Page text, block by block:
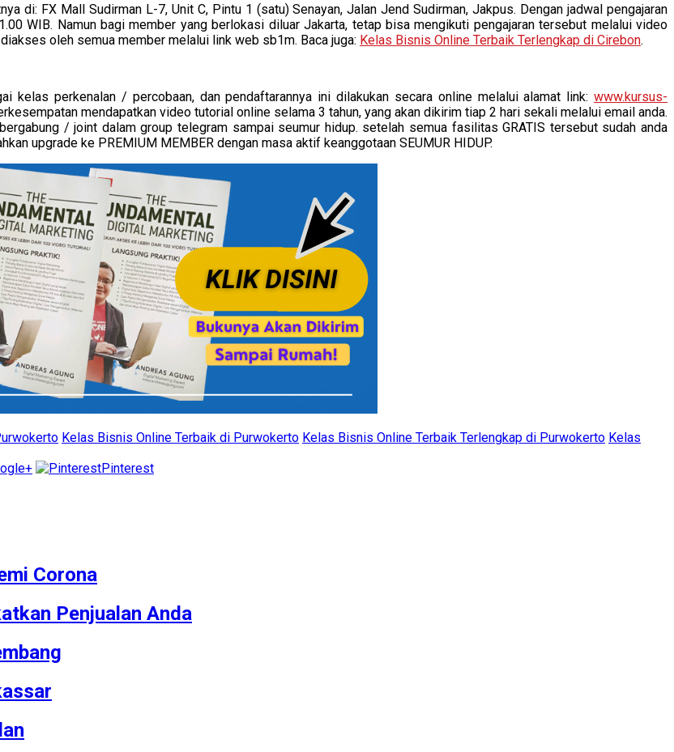
di: FX Mall Sudirman L-7, Unit C, Pintu 1 (satu) Senayan, Jalan Jend Sudirman, Jakpus. Dengan jadwal pengajaran
WIB. Namun bagi member yang berlokasi diluar Jakarta, tetap bisa mengikuti pengajaran tersebut melalui video
oleh semua member melalui link web sb1m. Baca juga: Kelas Bisnis Online Terbaik Terlengkap di Cirebon.
kelas perkenalan / percobaan, dan pendaftarannya ini dilakukan secara online melalui alamat link: www.kursus-
mendapatkan video tutorial online selama 3 tahun, yang akan dikirim tiap 2 hari sekali melalui email anda.
/ joint dalam group telegram sampai seumur hidup. setelah semua fasilitas GRATIS tersebut sudah anda
upgrade ke PREMIUM MEMBER dengan masa aktif keanggotaan SEUMUR HIDUP.
Kelas Bisnis Online Terbaik di Purwokerto Kelas Bisnis Online Terbaik Terlengkap di Purwokerto Kelas
Pinterest
Corona
Penjualan Anda